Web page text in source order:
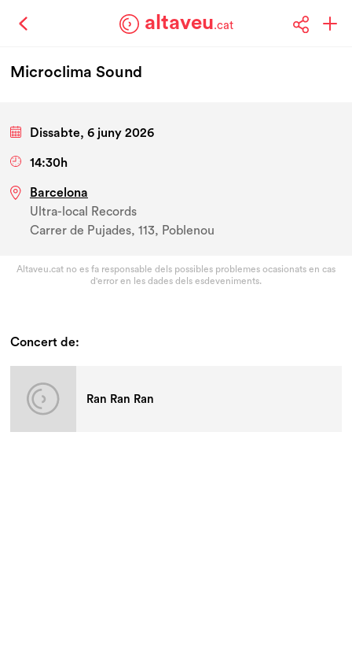
altaveu.cat
Microclima Sound
Dissabte, 6 juny 2026
14:30h
Barcelona
Ultra-local Records
Carrer de Pujades, 113, Poblenou
Altaveu.cat no es fa responsable dels possibles problemes ocasionats en cas
d'error en les dades dels esdeveniments.
Concert de:
Ran Ran Ran